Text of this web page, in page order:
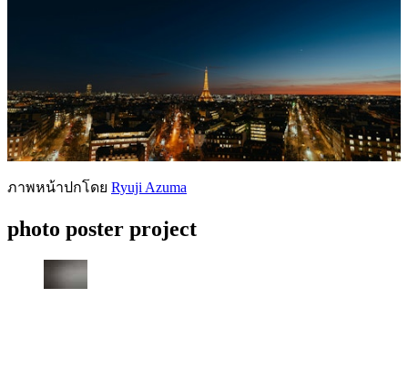
ภาพหน้าปกโดย Ryuji Azuma
photo poster project